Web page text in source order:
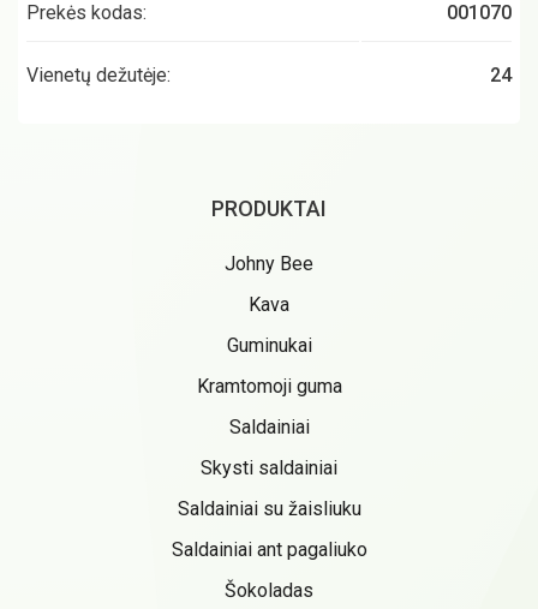
Prekės kodas: 001070
Vienetų dežutėje: 24
PRODUKTAI
Johny Bee
Kava
Guminukai
Kramtomoji guma
Saldainiai
Skysti saldainiai
Saldainiai su žaisliuku
Saldainiai ant pagaliuko
Šokoladas